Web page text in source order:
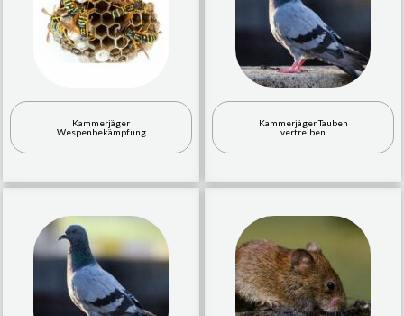
Kammerjäger
Wespenbekämpfung
Kammerjäger Tauben
vertreiben